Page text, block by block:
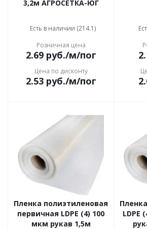
3,2м АГРОСЕТКА-ЮГ
Есть в наличии (214.1)
Розничная цена
2.69руб./м/пог
Цена по дисконту
2.53руб./м/пог
Пленка полиэтиленовая
первичная LDPE (4) 100
мкм рукав 1,5м
LDPE